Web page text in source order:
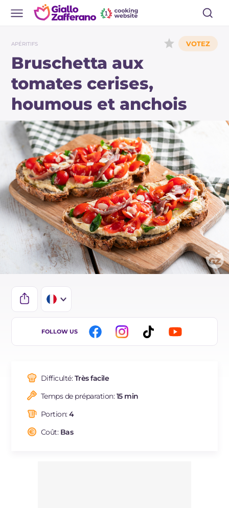
APÉRITIFS
Bruschetta aux
tomates cerises,
houmous et anchois
IT
ES
BR
NL
FOLLOW US
Difficulté:Très facile
Temps de préparation:15 min
Portion:4
Coût: Bas